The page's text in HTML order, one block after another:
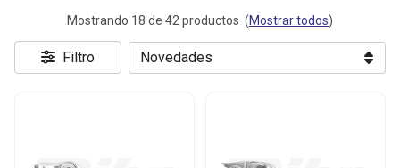
Mostrando 18 de 42 productos (Mostrar todos)
Filtro